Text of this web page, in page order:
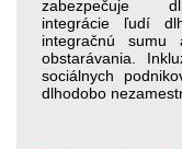
zabezpečuje
integrácie ľudí
integračnú sumu
obstarávania.
sociálnych
dlhodobo